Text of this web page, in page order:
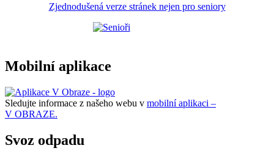
Zjednodušená verze stránek nejen pro seniory
Mobilní aplikace
Sledujte informace z našeho webu v mobilní aplikaci –
V OBRAZE.
Svoz odpadu